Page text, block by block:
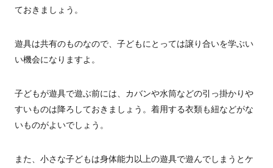
ておきましょう。
遊具は共有のものなので、子どもにとっては譲り合いを学ぶい
い機会になりますよ。
子どもが遊具で遊ぶ前には、カバンや水筒などの引っ掛かりや
すいものは降ろしておきましょう。着用する衣類も紐などがな
いものがよいでしょう。
また、小さな子どもは身体能力以上の遊具で遊んでしまうとケ